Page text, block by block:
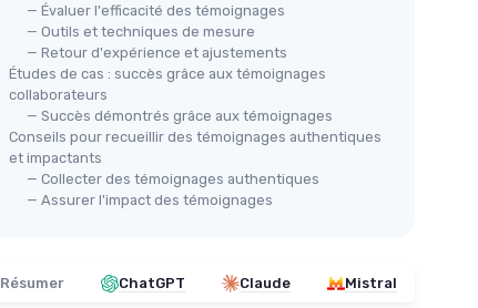
— Évaluer l'efficacité des témoignages
— Outils et techniques de mesure
— Retour d'expérience et ajustements
Études de cas : succès grâce aux témoignages
collaborateurs
— Succès démontrés grâce aux témoignages
Conseils pour recueillir des témoignages authentiques
et impactants
— Collecter des témoignages authentiques
— Assurer l'impact des témoignages
Résumer ChatGPT Claude Mistral